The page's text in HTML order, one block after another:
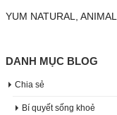
YUM NATURAL, ANIMAL
DANH MỤC BLOG
Chia sẻ
Bí quyết sống khoẻ